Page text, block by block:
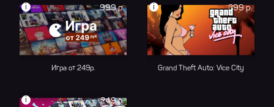
999 р.
i
Игра от 249р.
399 р.
i
Grand Theft Auto: Vice City
249 р.
i